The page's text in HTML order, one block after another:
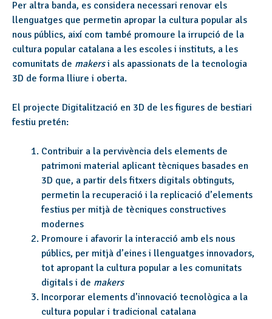
Per altra banda, es considera necessari renovar els
llenguatges que permetin apropar la cultura popular als
nous públics, així com també promoure la irrupció de la
cultura popular catalana a les escoles i instituts, a les
comunitats de makersi als apassionats de la tecnologia
3D de forma lliure i oberta.
El projecte Digitalització en 3D de les figures de bestiari
festiu pretén:
Contribuir a la pervivència dels elements de
patrimoni material aplicant tècniques basades en
3D que, a partir dels fitxers digitals obtinguts,
permetin la recuperació i la replicació d’elements
festius per mitjà de tècniques constructives
modernes
Promoure i afavorir la interacció amb els nous
públics, per mitjà d’eines i llenguatges innovadors,
tot apropant la cultura popular a les comunitats
digitals i de makers
Incorporar elements d’innovació tecnològica a la
cultura popular i tradicional catalana